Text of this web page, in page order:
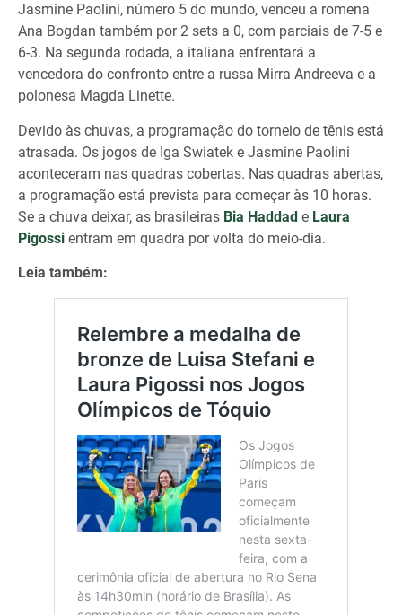
Jasmine Paolini, número 5 do mundo, venceu a romena
Ana Bogdan também por 2 sets a 0, com parciais de 7-5 e
6-3. Na segunda rodada, a italiana enfrentará a
vencedora do confronto entre a russa Mirra Andreeva e a
polonesa Magda Linette.
Devido às chuvas, a programação do torneio de tênis está
atrasada. Os jogos de Iga Swiatek e Jasmine Paolini
aconteceram nas quadras cobertas. Nas quadras abertas,
a programação está prevista para começar às 10 horas.
Se a chuva deixar, as brasileiras Bia Haddad e Laura
Pigossi entram em quadra por volta do meio-dia.
Leia também: